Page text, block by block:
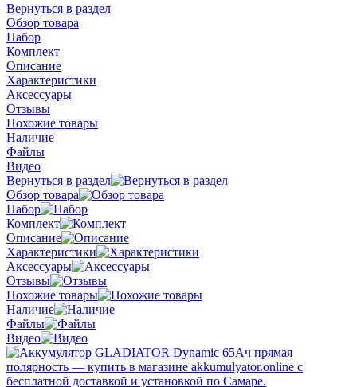
Вернуться в раздел
Обзор товара
Набор
Комплект
Описание
Характеристики
Аксессуары
Отзывы
Похожие товары
Наличие
Файлы
Видео
Вернуться в раздел
Обзор товара
Набор
Комплект
Описание
Характеристики
Аксессуары
Отзывы
Похожие товары
Наличие
Файлы
Видео